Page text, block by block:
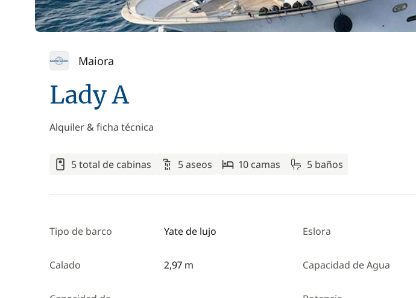
Maiora
Lady A
Alquiler & ficha técnica
5 total de cabinas 5 aseos 10 camas 5 baños
Tipo de barco Yate de lujo Eslora
Calado 2,97 m Capacidad de Agua